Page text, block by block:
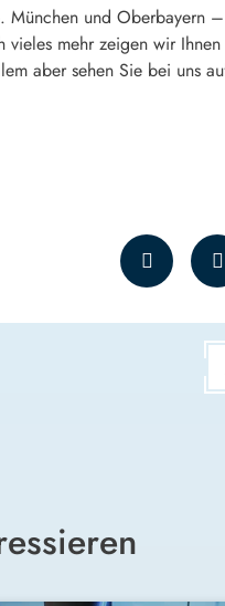
und Oberbayern
mehr zeigen wir
aber sehen Sie bei uns